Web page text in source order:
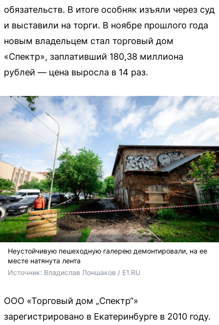
обязательств. В итоге особняк изъяли через суд
и выставили на торги. В ноябре прошлого года
новым владельцем стал торговый дом
«Спектр», заплативший 180,38 миллиона
рублей — цена выросла в 14 раз.
Неустойчивую пешеходную галерею демонтировали, на ее
месте натянута лента
Источник: Владислав Лоншаков / E1.RU
ООО «Торговый дом „Спектр“»
зарегистрировано в Екатеринбурге в 2010 году.